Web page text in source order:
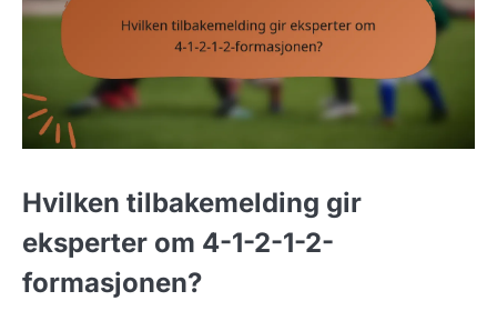
Hvilken tilbakemelding gir
eksperter om 4-1-2-1-2-
formasjonen?